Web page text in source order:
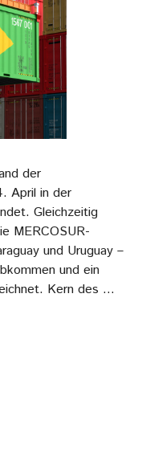
der
April in der
Gleichzeitig
MERCOSUR-
und Uruguay –
und ein
Kern des …